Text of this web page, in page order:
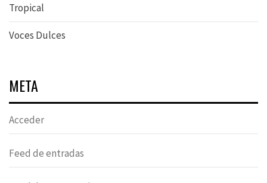
Tropical
Voces Dulces
META
Acceder
Feed de entradas